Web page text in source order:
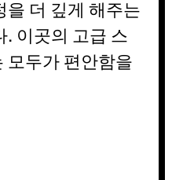
을 더 깊게 해주는
. 이곳의 고급 스
모두가 편안함을